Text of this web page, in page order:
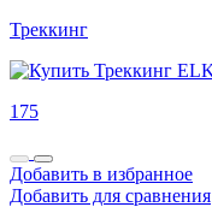
Треккинг
175
Добавить в избранное
Добавить для сравнения